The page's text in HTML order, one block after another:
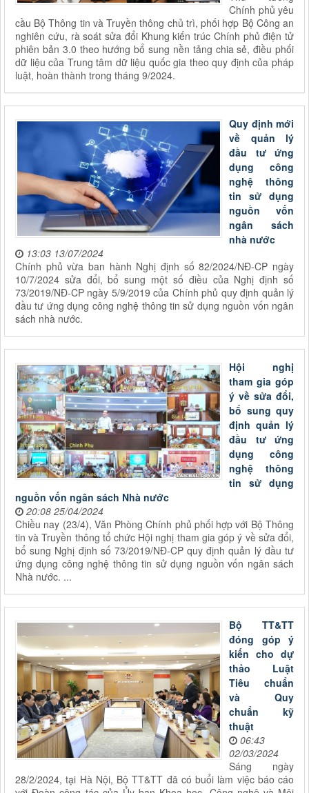
Chính phủ yêu
cầu Bộ Thông tin và Truyền thông chủ trì, phối hợp Bộ Công an
nghiên cứu, rà soát sửa đổi Khung kiến trúc Chính phủ điện tử
phiên bản 3.0 theo hướng bổ sung nền tảng chia sẻ, điều phối
dữ liệu của Trung tâm dữ liệu quốc gia theo quy định của pháp
luật, hoàn thành trong tháng 9/2024.
Quy định mới
về quản lý
đầu tư ứng
dụng công
nghệ thông
tin sử dụng
nguồn vốn
ngân sách
nhà nước
13:03 13/07/2024
Chính phủ vừa ban hành Nghị định số 82/2024/NĐ-CP ngày
10/7/2024 sửa đổi, bổ sung một số điều của Nghị định số
73/2019/NĐ-CP ngày 5/9/2019 của Chính phủ quy định quản lý
đầu tư ứng dụng công nghệ thông tin sử dụng nguồn vốn ngân
sách nhà nước.
Hội nghị
tham gia góp
ý về sửa đổi,
bổ sung quy
định quản lý
đầu tư ứng
dụng công
nghệ thông
tin sử dụng
nguồn vốn ngân sách Nhà nước
20:08 25/04/2024
Chiều nay (23/4), Văn Phòng Chính phủ phối hợp với Bộ Thông
tin và Truyền thông tổ chức Hội nghị tham gia góp ý về sửa đổi,
bổ sung Nghị định số 73/2019/NĐ-CP quy định quản lý đầu tư
ứng dụng công nghệ thông tin sử dụng nguồn vốn ngân sách
Nhà nước. ...
Bộ TT&TT
đóng góp ý
kiến cho dự
thảo Luật
Tiêu chuẩn
và Quy
chuẩn kỹ
thuật
06:43
02/03/2024
Sáng ngày
28/2/2024, tại Hà Nội, Bộ TT&TT đã có buổi làm việc báo cáo